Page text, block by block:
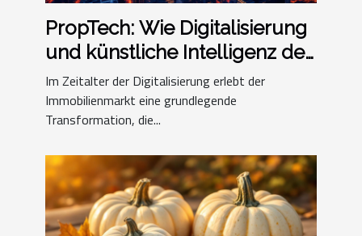
PropTech: Wie Digitalisierung
und künstliche Intelligenz den
Immobilienmarkt
transformieren
Im Zeitalter der Digitalisierung erlebt der
Immobilienmarkt eine grundlegende
Transformation, die...